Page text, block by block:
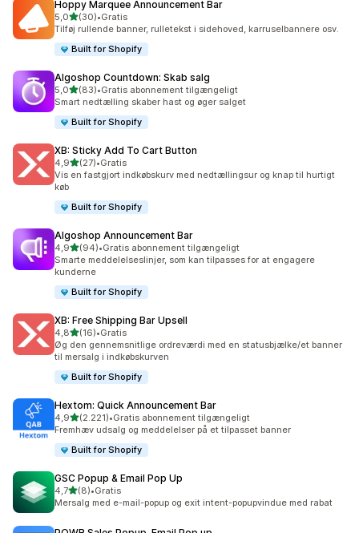
Hoppy Marquee Announcement Bar
5,0ud af 5 stjerner
(30)
30 anmeldelser i alt
•Gratis
Tilføj rullende banner, rulletekst i sidehoved, karruselbannere osv.
Built for Shopify
Algoshop Countdown: Skab salg
5,0ud af 5 stjerner
(83)
83 anmeldelser i alt
•Gratis abonnement tilgængeligt
Smart nedtælling skaber hast og øger salget
Built for Shopify
XB: Sticky Add To Cart Button
4,9ud af 5 stjerner
(27)
27 anmeldelser i alt
•Gratis
Vis en fastgjort indkøbskurv med nedtællingsur og knap til hurtigt
køb
Built for Shopify
Algoshop Announcement Bar
4,9ud af 5 stjerner
(94)
94 anmeldelser i alt
•Gratis abonnement tilgængeligt
Smarte meddelelseslinjer, som kan tilpasses for at engagere
kunderne
Built for Shopify
XB: Free Shipping Bar Upsell
4,8ud af 5 stjerner
(16)
16 anmeldelser i alt
•Gratis
Øg den gennemsnitlige ordreværdi med en statusbjælke/et banner
til mersalg i indkøbskurven
Built for Shopify
Hextom: Quick Announcement Bar
4,9ud af 5 stjerner
(2.221)
2221 anmeldelser i alt
•Gratis abonnement tilgængeligt
Fremhæv udsalg og meddelelser på et tilpasset banner
Built for Shopify
GSC Popup & Email Pop Up
4,7ud af 5 stjerner
(8)
8 anmeldelser i alt
•Gratis
Mersalg med e-mail-popup og exit intent-popupvindue med rabat